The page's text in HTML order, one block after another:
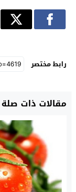
رابط مختصر
مقالات ذات صلة